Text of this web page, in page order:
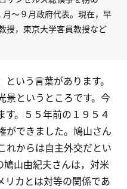
月～９月政府代表。現在，早
授，東京大学客員教授など
いう言葉があります。
景というところです。今
。５５年前の１９５４
ができました。鳩山さん
れからは自主外交だとい
鳩山由紀夫さんは，対米
リカとは対等の関係であ